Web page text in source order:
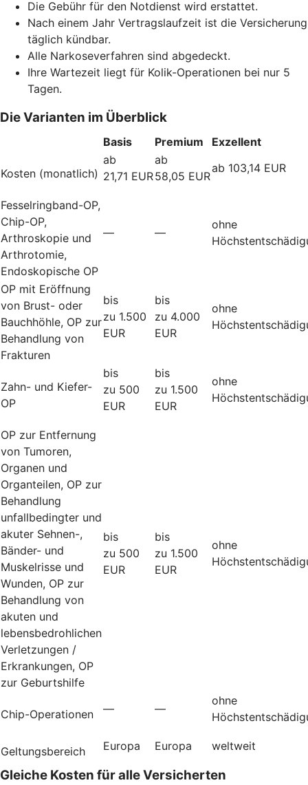
Die Gebühr für den Notdienst wird erstattet.
Nach einem Jahr Vertragslaufzeit ist die Versicherung
täglich kündbar.
Alle Narkoseverfahren sind abgedeckt.
Ihre Wartezeit liegt für Kolik-Operationen bei nur 5
Tagen.
Die Varianten im Überblick
Basis Premium Exzellent
Kosten (monatlich)
ab
21,71 EUR
ab
58,05 EUR
ab 103,14 EUR
Fesselringband-OP,
Chip-OP,
Arthroskopie und
Arthrotomie,
Endoskopische OP
— —
ohne
OP mit Eröffnung
von Brust- oder
Bauchhöhle, OP zur
Behandlung von
Frakturen
bis
zu 1.500
EUR
bis
zu 4.000
EUR
ohne
Zahn- und Kiefer-
OP
bis
zu 500
EUR
bis
zu 1.500
EUR
ohne
OP zur Entfernung
von Tumoren,
Organen und
Organteilen, OP zur
Behandlung
unfallbedingter und
akuter Sehnen-,
Bänder- und
Muskelrisse und
Wunden, OP zur
Behandlung von
akuten und
lebensbedrohlichen
Verletzungen /
Erkrankungen, OP
zur Geburtshilfe
bis
zu 500
EUR
bis
zu 1.500
EUR
ohne
Chip-Operationen — —
ohne
Geltungsbereich Europa Europa weltweit
Gleiche Kosten für alle Versicherten